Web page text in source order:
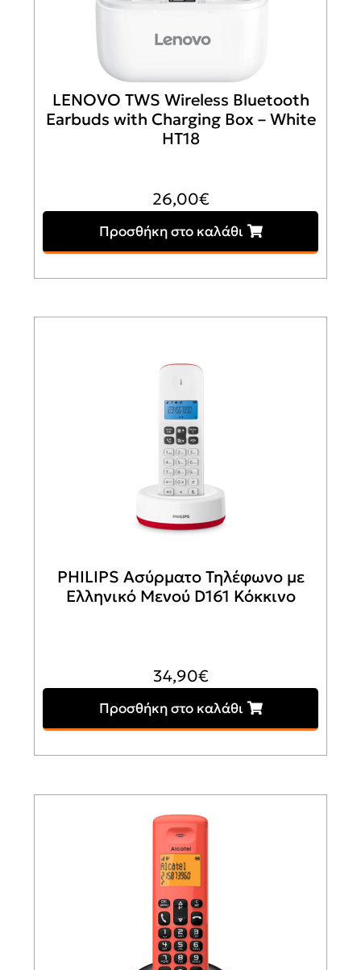
LENOVO TWS Wireless Bluetooth
Earbuds with Charging Box – White
HT18
26,00€
Προσθήκη στο καλάθι
PHILIPS Ασύρματο Τηλέφωνο με
Ελληνικό Μενού D161 Κόκκινο
34,90€
Προσθήκη στο καλάθι